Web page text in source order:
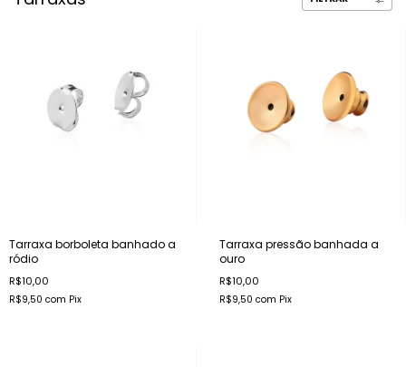
Tarraxa borboleta banhado a
ródio
R$10,00
R$9,50 com Pix
Tarraxa pressão banhada a
ouro
R$10,00
R$9,50 com Pix